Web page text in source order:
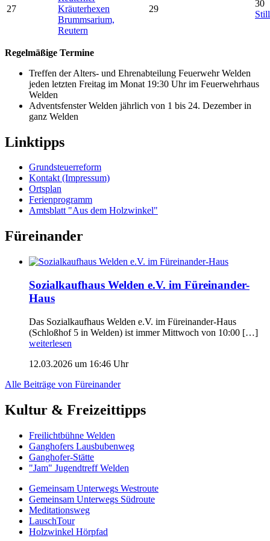
27
Kräuterhexen
Brummsarium,
Reutern
29
30
Regelmäßige Termine
Treffen der Alters- und Ehrenabteilung Feuerwehr Welden
jeden letzten Freitag im Monat 19:30 Uhr im Feuerwehrhaus
Welden
Adventsfenster Welden jährlich von 1 bis 24. Dezember in
ganz Welden
Linktipps
Grundsteuerreform
Kontakt (Impressum)
Ortsplan
Ferienprogramm
Amtsblatt "Aus dem Holzwinkel"
Füreinander
Sozialkaufhaus Welden e.V. im Füreinander-
Haus
Das Sozialkaufhaus Welden e.V. im Füreinander-Haus
(Schloßhof 5 in Welden) ist immer Mittwoch von 10:00 […]
weiterlesen
12.03.2026 um 16:46 Uhr
Alle Beiträge von Füreinander
Kultur & Freizeittipps
Freilicht­bühne Welden
Ganghofers Lausbubenweg
Ganghofer-Stätte
"Jam" Jugendtreff Welden
Gemeinsam Unterwegs Westroute
Gemeinsam Unterwegs Südroute
Meditationsweg
LauschTour
Holzwinkel Hörpfad